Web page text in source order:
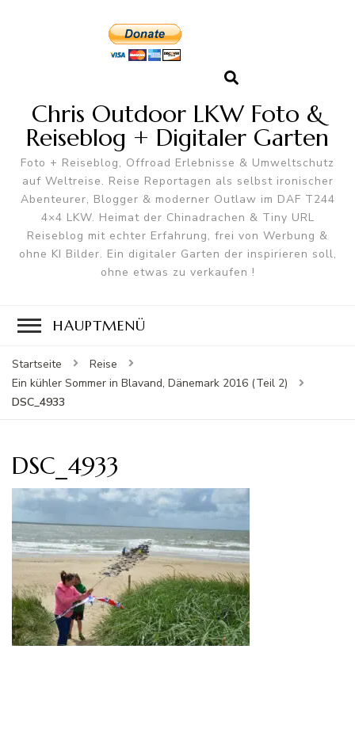
Chris Outdoor LKW Foto &
Reiseblog + Digitaler Garten
Foto + Reiseblog, Offroad Erlebnisse & Umweltschutz
auf Weltreise. Reise Reportagen als selbst ironischer
Abenteurer, Blogger & moderner Outlaw im DAF T244
4×4 LKW. Heimat der Chinadrachen & Tiny URL
Reiseblog mit echter Erfahrung, frei von Werbung &
ohne KI Bilder. Ein digitaler Garten der inspirieren soll,
ohne etwas zu verkaufen !
HAUPTMENÜ
Startseite
Reise
Ein kühler Sommer in Blavand, Dänemark 2016 (Teil 2)
DSC_4933
DSC_4933